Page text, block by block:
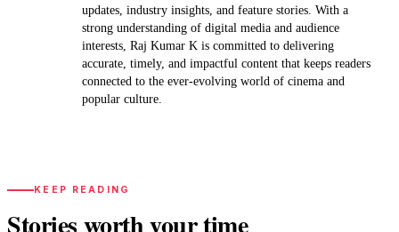
updates, industry insights, and feature stories. With a
strong understanding of digital media and audience
interests, Raj Kumar K is committed to delivering
accurate, timely, and impactful content that keeps readers
connected to the ever-evolving world of cinema and
popular culture.
KEEP READING
Stories worth your time